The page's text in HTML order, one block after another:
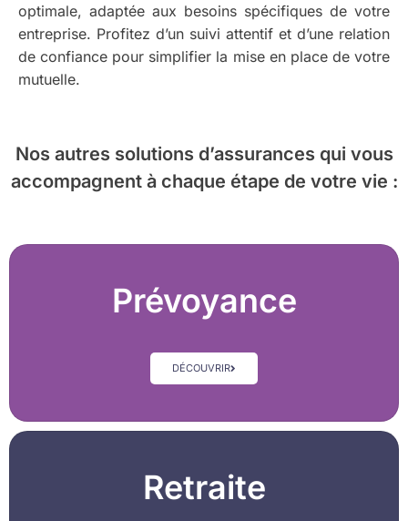
optimale, adaptée aux besoins spécifiques de votre
entreprise. Profitez d’un suivi attentif et d’une relation
de confiance pour simplifier la mise en place de votre
mutuelle.
Nos autres solutions d’assurances qui vous
accompagnent à chaque étape de votre vie :
Prévoyance
DÉCOUVRIR
Retraite